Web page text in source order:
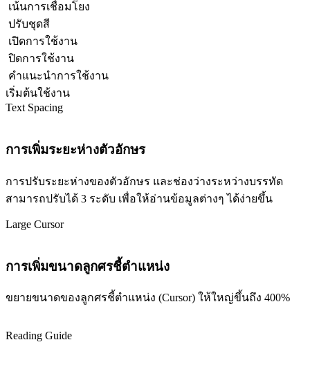
เน้นการเชื่อมโยง
ปรับชุดสี
เปิดการใช้งาน
ปิดการใช้งาน
คำแนะนำการใช้งาน
เริ่มต้นใช้งาน
Text Spacing
การเพิ่มระยะห่างตัวอักษร
การปรับระยะห่างของตัวอักษร และช่องว่างระหว่างบรรทัด
สามารถปรับได้ 3 ระดับ เพื่อให้อ่านข้อมูลต่างๆ ได้ง่ายขึ้น
Large Cursor
การเพิ่มขนาดลูกศรชี้ตำแหน่ง
ขยายขนาดของลูกศรชี้ตำแหน่ง (Cursor) ให้ใหญ่ขึ้นถึง 400%
Reading Guide